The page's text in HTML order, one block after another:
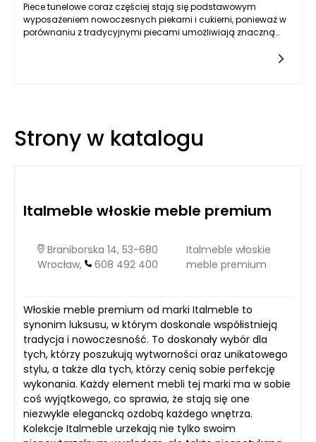
Piece tunelowe coraz częściej stają się podstawowym
wyposażeniem nowoczesnych piekarni i cukierni, ponieważ w
porównaniu z tradycyjnymi piecami umożliwiają znaczną
przygotowania pieczywa, ciast czy ciasteczek nawet o
kilkadziesiąt procent, a w sprzyjających warunkach zbliżają
Strony w katalogu
Italmeble włoskie meble premium
Braniborska 14, 53-680
Wrocław,
608 492 400
Italmeble włoskie
meble premium
Włoskie meble premium od marki Italmeble to
synonim luksusu, w którym doskonale współistnieją
tradycja i nowoczesność. To doskonały wybór dla
tych, którzy poszukują wytworności oraz unikatowego
stylu, a także dla tych, którzy cenią sobie perfekcję
wykonania. Każdy element mebli tej marki ma w sobie
coś wyjątkowego, co sprawia, że stają się one
niezwykle elegancką ozdobą każdego wnętrza.
Kolekcje Italmeble urzekają nie tylko swoim